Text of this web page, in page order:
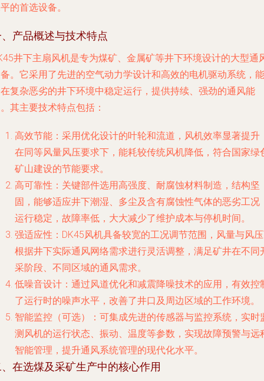
的首选设备。
产品概述与技术特点
井下主扇风机是专为煤矿、金属矿等井下环境设计的大型通
。它采用了先进的空气动力学设计和高效的电机驱动系统，能
复杂恶劣的井下环境中稳定运行，提供持续、强劲的通风能
其主要技术特点包括：
高效节能 ：采用优化设计的叶轮和流道，风机效率显著提升
在同等风量风压要求下，能耗较传统风机降低，符合国家绿
矿山建设的节能要求。
高可靠性 ：关键部件选用高强度、耐腐蚀材料制造，结构坚
固，能够适应井下潮湿、多尘及含有腐蚀性气体的恶劣工况
运行稳定，故障率低，大大减少了维护成本与停机时间。
强适应性 ：DK45风机具备较宽的工况调节范围，风量与风
根据井下实际通风网络需求进行灵活调整，满足矿井在不同
采阶段、不同区域的通风需求。
低噪音设计 ：通过风道优化和减震降噪技术的应用，有效控
了运行时的噪声水平，改善了井口及周边区域的工作环境。
智能监控（可选）
：可集成先进的传感器与监控系统，实时
测风机的运行状态、振动、温度等参数，实现故障预警与远
智能管理，提升通风系统管理的现代化水平。
在选煤及采矿生产中的核心作用